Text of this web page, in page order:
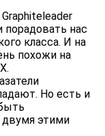
порадовать нас
класса. И на
похожи на
Но есть и
этими